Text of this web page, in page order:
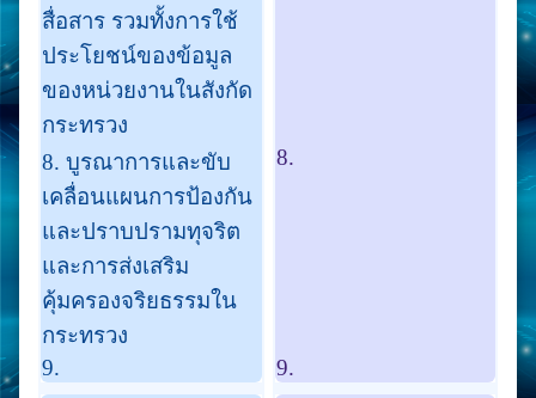
สื่อสาร รวมทั้งการใช้
ประโยชน์ของข้อมูล
ของหน่วยงานในสังกัด
กระทรวง
8. บูรณาการและขับ
เคลื่อนแผนการป้องกัน
และปราบปรามทุจริต
และการส่งเสริม
คุ้มครองจริยธรรมใน
กระทรวง
8.
9.
9.